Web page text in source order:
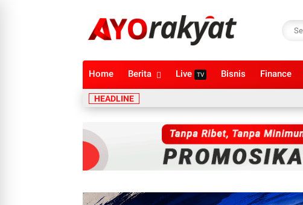
Home Berita Live TV Bisnis Finance
HEADLINE